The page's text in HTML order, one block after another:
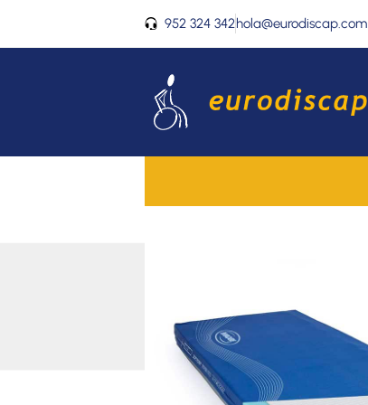
contenido
952 324 342hola@eurodiscap.com